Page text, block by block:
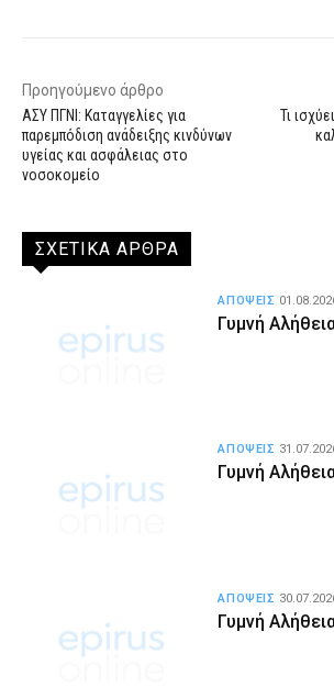
Προηγούμενο άρθρο
ΑΣΥ ΠΓΝΙ: Καταγγελίες για
παρεμπόδιση ανάδειξης κινδύνων
υγείας και ασφάλειας στο
νοσοκομείο
Τι
ΣΧΕΤΙΚΑ ΑΡΘΡΑ
Γυμνή
ΑΠΟΨΕΙΣ
Γυμνή
ΑΠΟΨΕΙΣ
Γυμνή
ΑΠΟΨΕΙΣ